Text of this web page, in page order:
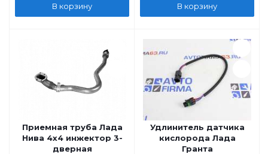
В корзину В корзину
Приемная труба Лада
Нива 4х4 инжектор 3-
дверная
Удлинитель датчика
кислорода Лада
Гранта